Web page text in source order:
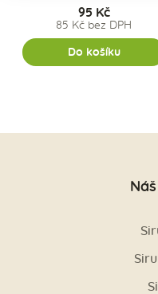
95 Kč
85 Kč bez DPH
Do košíku